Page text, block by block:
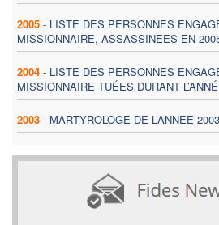
2005 - LISTE DES PERSONNES
MISSIONNAIRE, ASSASSINEES EN
2004 - LISTE DES PERSONNES
MISSIONNAIRE TUÉES DURANT
2003 - MARTYROLOGE DE L’ANNEE 2003